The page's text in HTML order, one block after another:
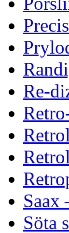
Re-
Saax
Söta